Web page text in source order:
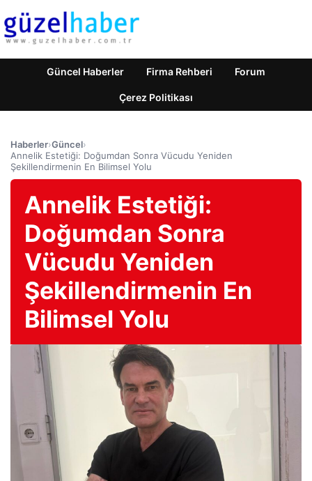
Güncel Haberler Firma Rehberi Forum
Çerez Politikası
Haberler›Güncel›
Annelik Estetiği: Doğumdan Sonra Vücudu Yeniden
Şekillendirmenin En Bilimsel Yolu
Annelik Estetiği:
Doğumdan Sonra
Vücudu Yeniden
Şekillendirmenin En
Bilimsel Yolu